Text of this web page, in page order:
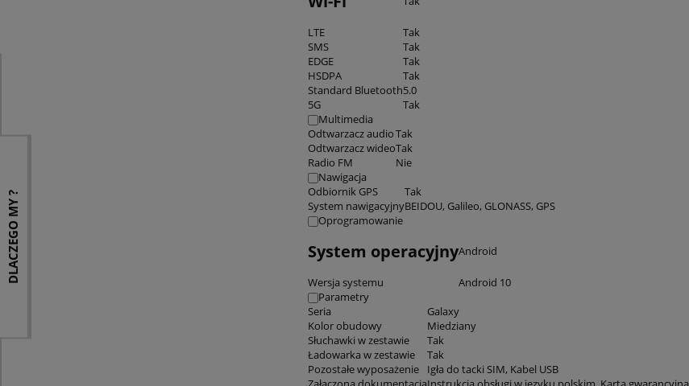
LTE
Tak
SMS
Tak
EDGE
Tak
HSDPA
Tak
Standard Bluetooth5.0
5G
Tak
Multimedia
Odtwarzacz audioTak
Odtwarzacz wideoTak
Radio FM
Nie
Nawigacja
Odbiornik GPS
Tak
System nawigacyjnyBEIDOU, Galileo, GLONASS, GPS
Oprogramowanie
System operacyjnyAndroid
Wersja systemu
Android 10
Parametry
Seria
Galaxy
Kolor obudowy
Miedziany
Słuchawki w zestawie
Tak
Ładowarka w zestawie
Tak
Pozostałe wyposażenie
Igła do tacki SIM, Kabel USB
DLACZEGO MY ?